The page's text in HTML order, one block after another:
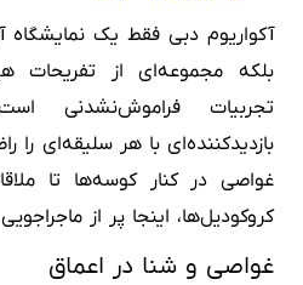
آکواریوم دبی فقط یک نمایشگاه
بلکه مجموعه‌ای از تفریحات
تجربیات فراموش‌نشدنی
بازدیدکننده‌ای با هر سلیقه‌ای را
غواصی در کنار کوسه‌ها تا
کروکودیل‌ها، اینجا پر از
غواصی و شنا در اعماق